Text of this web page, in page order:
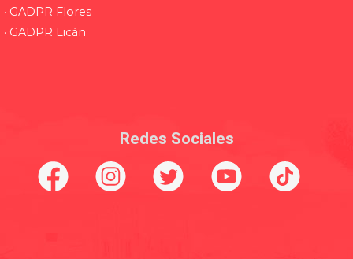
· GADPR Flores
· GADPR Licán
Redes Sociales